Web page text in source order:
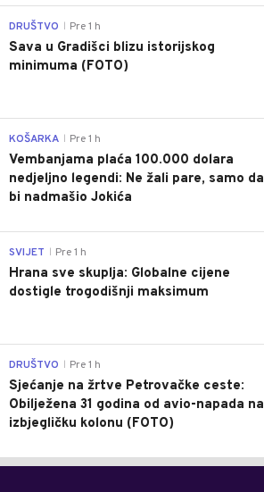
DRUŠTVO Pre 1 h
Sava u Gradišci blizu istorijskog
minimuma (FOTO)
KOŠARKA Pre 1 h
Vembanjama plaća 100.000 dolara
nedjeljno legendi: Ne žali pare, samo da
bi nadmašio Jokića
SVIJET Pre 1 h
Hrana sve skuplja: Globalne cijene
dostigle trogodišnji maksimum
DRUŠTVO Pre 1 h
Sjećanje na žrtve Petrovačke ceste:
Obilježena 31 godina od avio-napada na
izbjegličku kolonu (FOTO)